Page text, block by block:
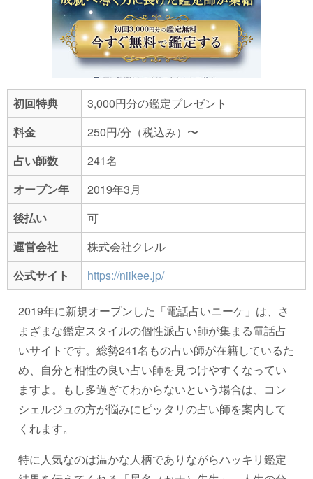
初回特典
3,000円分の鑑定プレゼント
料金
250円/分（税込み）〜
占い師数
241名
オープン年
2019年3月
後払い
可
運営会社
株式会社クレル
公式サイト
https://niikee.jp/
2019年に新規オープンした「電話占いニーケ」は、さ
まざまな鑑定スタイルの個性派占い師が集まる電話占
いサイトです。総勢241名もの占い師が在籍しているた
め、自分と相性の良い占い師を見つけやすくなってい
ますよ。もし多過ぎてわからないという場合は、コン
シェルジュの方が悩みにピッタリの占い師を案内して
くれます。
特に人気なのは温かな人柄でありながらハッキリ鑑定